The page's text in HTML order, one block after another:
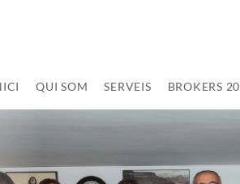
QUI SOM SERVEIS BROKERS 20